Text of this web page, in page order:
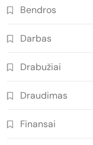
Bendros
Darbas
Drabužiai
Draudimas
Finansai